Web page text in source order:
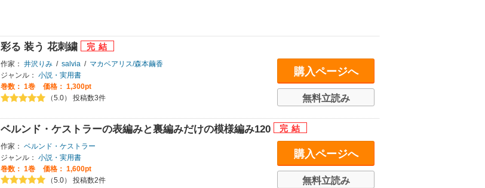
彩る 装う 花刺繍
作家： 井沢りみ / salvia / マカベアリス/森本繭香
ジャンル： 小説・実用書
巻数： 1巻
価格： 1,300pt
（5.0） 投稿数3件
購入ページへ
無料立読み
ベルンド・ケストラーの表編みと裏編みだけの模様編み120
作家： ベルンド・ケストラー
ジャンル： 小説・実用書
巻数： 1巻
価格： 1,600pt
（5.0） 投稿数2件
購入ページへ
無料立読み